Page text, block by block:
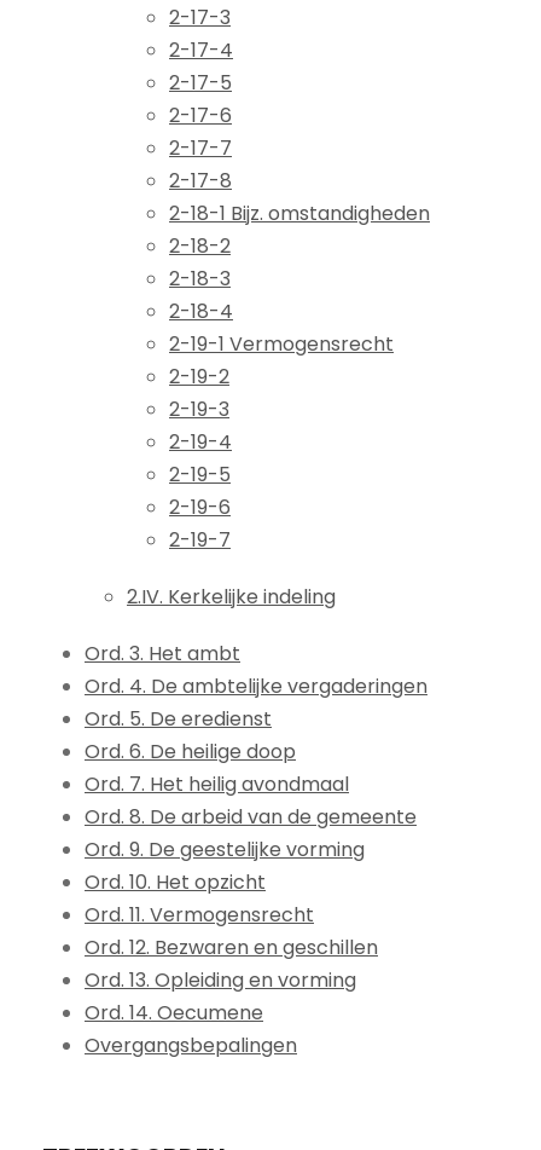
2-17-3
2-17-4
2-17-5
2-17-6
2-17-7
2-17-8
2-18-1 Bijz. omstandigheden
2-18-2
2-18-3
2-18-4
2-19-1 Vermogensrecht
2-19-2
2-19-3
2-19-4
2-19-5
2-19-6
2-19-7
2.IV. Kerkelijke indeling
Ord. 3. Het ambt
Ord. 4. De ambtelijke vergaderingen
Ord. 5. De eredienst
Ord. 6. De heilige doop
Ord. 7. Het heilig avondmaal
Ord. 8. De arbeid van de gemeente
Ord. 9. De geestelijke vorming
Ord. 10. Het opzicht
Ord. 11. Vermogensrecht
Ord. 12. Bezwaren en geschillen
Ord. 13. Opleiding en vorming
Ord. 14. Oecumene
Overgangsbepalingen